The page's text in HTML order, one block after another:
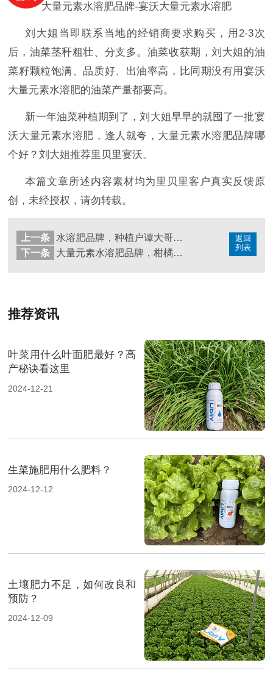
大量元素水溶肥品牌-宴沃大量元素水溶肥
刘大姐当即联系当地的经销商要求购买，用2-3次
后，油菜茎秆粗壮、分支多。油菜收获期，刘大姐的油
菜籽颗粒饱满、品质好、出油率高，比同期没有用宴沃
大量元素水溶肥的油菜产量都要高。
新一年油菜种植期到了，刘大姐早早的就囤了一批宴
沃大量元素水溶肥，逢人就夸，大量元素水溶肥品牌哪
个好？刘大姐推荐里贝里宴沃。
本篇文章所述内容素材均为里贝里客户真实反馈原
创，未经授权，请勿转载。
返回
列表
上一条
水溶肥品牌，种植户谭大哥说出了心里话
下一条
大量元素水溶肥品牌，柑橘就用它
推荐资讯
叶菜用什么叶面肥最好？高
产秘诀看这里
2024-12-21
生菜施肥用什么肥料？
2024-12-12
土壤肥力不足，如何改良和
预防？
2024-12-09